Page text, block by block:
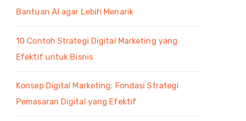
Bantuan AI agar Lebih Menarik
10 Contoh Strategi Digital Marketing yang
Efektif untuk Bisnis
Konsep Digital Marketing: Fondasi Strategi
Pemasaran Digital yang Efektif